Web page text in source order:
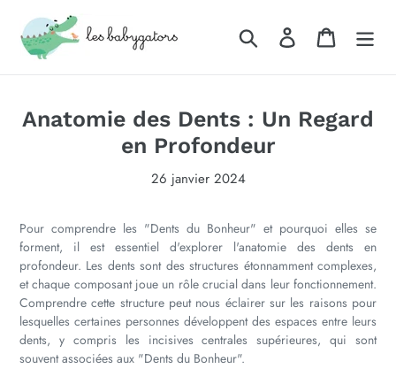
contenu
RechercherSe connecter
Panier
Anatomie des Dents : Un Regard
en Profondeur
26 janvier 2024
Pour comprendre les "Dents du Bonheur" et pourquoi elles se
forment, il est essentiel d'explorer l'anatomie des dents en
profondeur. Les dents sont des structures étonnamment complexes,
et chaque composant joue un rôle crucial dans leur fonctionnement.
Comprendre cette structure peut nous éclairer sur les raisons pour
lesquelles certaines personnes développent des espaces entre leurs
dents, y compris les incisives centrales supérieures, qui sont
souvent associées aux "Dents du Bonheur".